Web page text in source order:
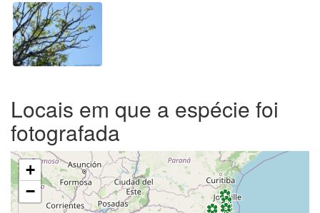
Locais em que a espécie foi
fotografada
+
−